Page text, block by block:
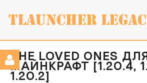
THE LOVED ONES
МАЙНКРАФТ [1.20.4,
1.20.2]